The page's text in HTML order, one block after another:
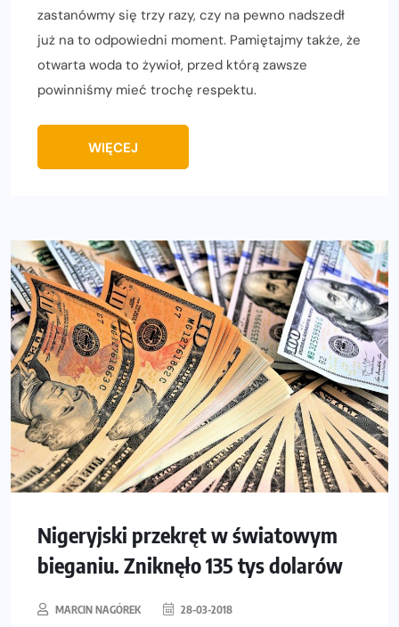
zastanówmy się trzy razy, czy na pewno nadszedł
już na to odpowiedni moment. Pamiętajmy także, że
otwarta woda to żywioł, przed którą zawsze
powinniśmy mieć trochę respektu.
WIĘCEJ
Nigeryjski przekręt w światowym
bieganiu. Zniknęło 135 tys dolarów
MARCIN NAGÓREK 28-03-2018